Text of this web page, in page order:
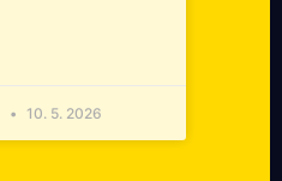
10. 5. 2026